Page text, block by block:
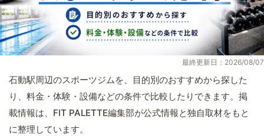
最終更新日：2026/08/07
石動駅周辺のスポーツジムを、目的別のおすすめから探した
り、料金・体験・設備などの条件で比較したりできます。掲
載情報は、FIT PALETTE編集部が公式情報と独自取材をもと
に整理しています。